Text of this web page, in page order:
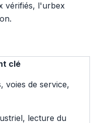
vérifiés, l'urbex
clé
voies de service,
lecture du